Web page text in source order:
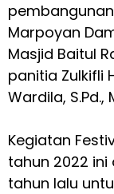
Marpoyan
Masjid Baitul
panitia Zulkifli
Wardila, S.Pd.,
Kegiatan
tahun 2022
tahun lalu